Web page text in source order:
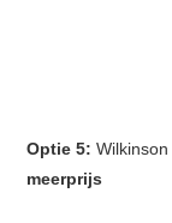
Optie 5:Wilkinson
meerprijs